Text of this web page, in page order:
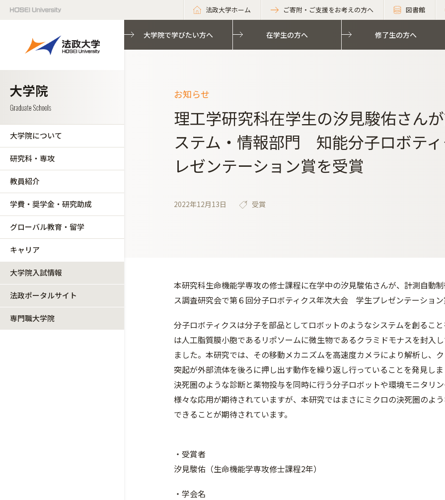
法政大学ホーム ご寄附・ご支援をお考えの方へ 図書館
大学院について
研究科・専攻
教員紹介
学費・奨学金・研究助成
グローバル教育・留学
キャリア
大学院入試情報
法政ポータルサイト
専門職大学院
大学院で学びたい方へ 在学生の方へ 修了生の方へ
お知らせ
理工学研究科在学生の汐見駿佑さん
ステム・情報部門 知能分子ロボテ
レゼンテーション賞を受賞
2022年12月13日 受賞
本研究科生命機能学専攻の修士課程に在学中の汐見駿佑さんが、計測自動
ス調査研究会で第６回分子ロボティクス年次大会 学生プレゼンテーション
分子ロボティクスは分子を部品としてロボットのようなシステムを創るこ
は人工脂質膜小胞であるリポソームに微生物であるクラミドモナスを封入
ました。本研究では、その移動メカニズムを高速度カメラにより解析し、
突起が外部流体を後ろに押し出す動作を繰り返し行っていることを発見し
決死圏のような診断と薬物投与を同時に行う分子ロボットや環境モニタリ
様々な応用が期待されていますが、本研究ではまさにミクロの決死圏のよ
できることが期待されています。
・受賞者
汐見駿佑（生命機能学専攻修士課程2年）
・学会名